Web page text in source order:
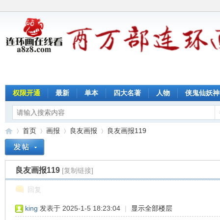
权限开通 最新 单本 四大名著 人物 侠鬼仙妖神
»
首页
›
画报
›
良友画报 良友画报119
良友画报119 [复制链接]
回复
king 发表于 2025-1-5 18:23:04 | 显示全部楼层